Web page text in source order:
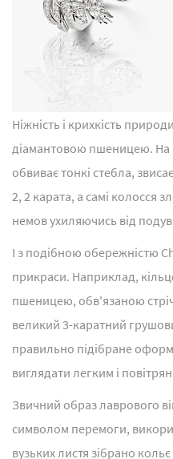
Ніжність і крихкість
діамантовою пшеницею. На
обвиває тонкі стебла,
2, 2 карата, а самі колосся
немов ухиляючись від подув
І з подібною обережністю
прикраси. Наприклад,
пшеницею, обв'язаною
великий 3-каратний
правильно підібране
виглядати легким і
Звичний образ лаврового
символом перемоги,
вузьких листя зібрано